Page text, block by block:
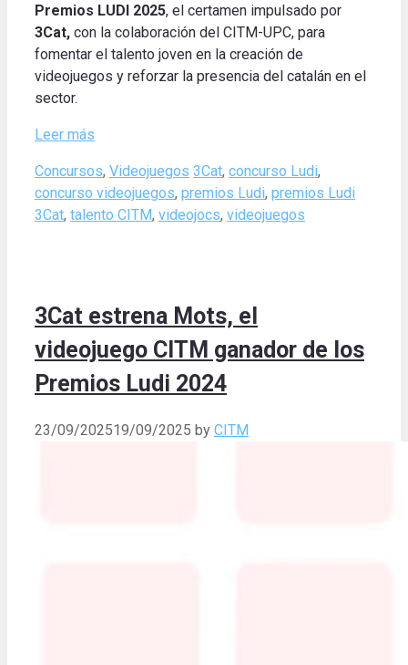
Premios LUDI 2025, el certamen impulsado por
3Cat, con la colaboración del CITM-UPC, para
fomentar el talento joven en la creación de
videojuegos y reforzar la presencia del catalán en el
sector.
Leer más
Categories
Concursos, Videojuegos Tags
3Cat, concurso Ludi,
concurso videojuegos, premios Ludi, premios Ludi
3Cat, talento CITM, videojocs, videojuegos
3Cat estrena Mots, el
videojuego CITM ganador de los
Premios Ludi 2024
23/09/202519/09/2025 by CITM